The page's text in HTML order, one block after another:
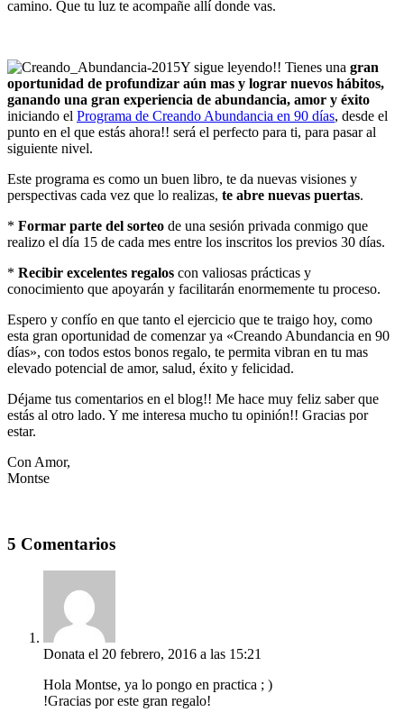
camino. Que tu luz te acompañe allí donde vas.
Y sigue leyendo!! Tienes una gran
oportunidad de profundizar aún mas y lograr nuevos hábitos,
ganando una gran experiencia de abundancia, amor y éxito
iniciando el Programa de Creando Abundancia en 90 días, desde el
punto en el que estás ahora!! será el perfecto para ti, para pasar al
siguiente nivel.
Este programa es como un buen libro, te da nuevas visiones y
perspectivas cada vez que lo realizas, te abre nuevas puertas.
* Formar parte del sorteo de una sesión privada conmigo que
realizo el día 15 de cada mes entre los inscritos los previos 30 días.
* Recibir excelentes regalos con valiosas prácticas y
conocimiento que apoyarán y facilitarán enormemente tu proceso.
Espero y confío en que tanto el ejercicio que te traigo hoy, como
esta gran oportunidad de comenzar ya «Creando Abundancia en 90
días», con todos estos bonos regalo, te permita vibran en tu mas
elevado potencial de amor, salud, éxito y felicidad.
Déjame tus comentarios en el blog!! Me hace muy feliz saber que
estás al otro lado. Y me interesa mucho tu opinión!! Gracias por
estar.
Con Amor,
​Montse
5 Comentarios
Donata el 20 febrero, 2016 a las 15:21
Hola Montse, ya lo pongo en practica ; )
!Gracias por este gran regalo!